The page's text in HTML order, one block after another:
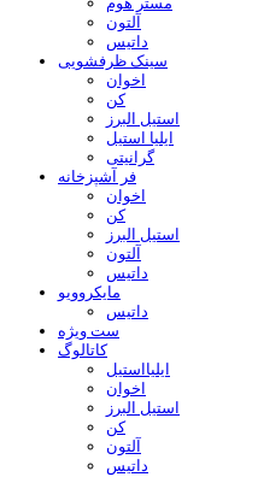
آلتون
داتیس
سینک ظرفشویی
اخوان
کن
استیل البرز
ایلیا استیل
گرانیتی
فر آشپزخانه
اخوان
کن
استیل البرز
آلتون
داتیس
مایکروویو
داتیس
ست ویژه
کاتالوگ
ایلیااستیل
اخوان
استیل البرز
کن
آلتون
داتیس